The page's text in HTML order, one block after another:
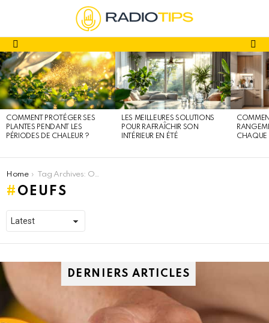
Menu
DERNIERS
ARTICLES
COMMENT PROTÉGER SES
PLANTES PENDANT LES
PÉRIODES DE CHALEUR ?
LES MEILLEURES SOLUTIONS
POUR RAFRAÎCHIR SON
INTÉRIEUR EN ÉTÉ
CHAQUE
You are here:
Home Tag Archives: Oeufs
OEUFS
DERNIERS ARTICLES